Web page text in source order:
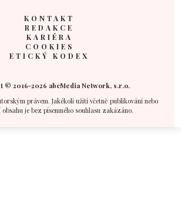
KONTAKT
REDAKCE
KARIÉRA
COOKIES
ETICKÝ KODEX
© 2016-2026 abcMedia Network, s.r.o.
právem. Jakékoli užití včetně publikování nebo
je bez písemného souhlasu zakázáno.